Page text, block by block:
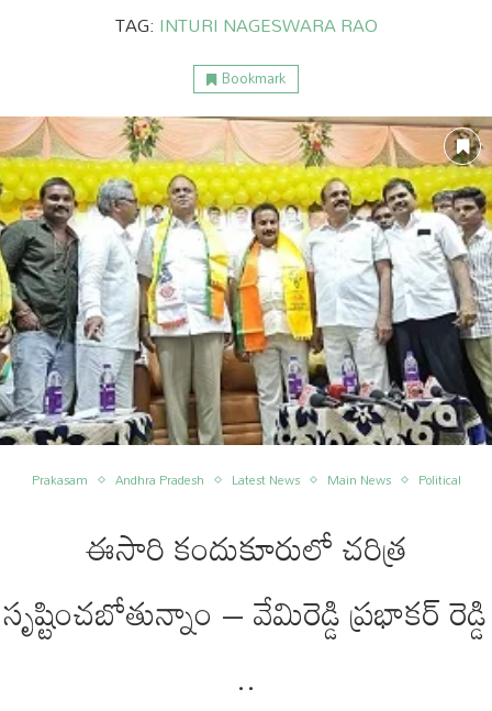
TAG: INTURI NAGESWARA RAO
Bookmark
Prakasam Andhra Pradesh Latest News Main News Political
ఈసారి కందుకూరులో చరిత్ర
సృష్టించబోతున్నాం – వేమిరెడ్డి ప్రభాకర్ రెడ్డి
..
అంతర్జాతీయం